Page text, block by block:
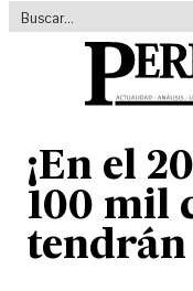
¡En el
100 mil
tendrán